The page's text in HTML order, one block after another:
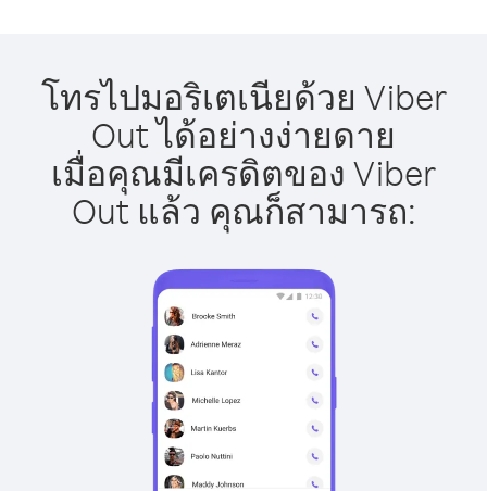
โทรไปมอริเตเนียด้วย Viber
Out ได้อย่างง่ายดาย
เมื่อคุณมีเครดิตของ Viber
Out แล้ว คุณก็สามารถ: